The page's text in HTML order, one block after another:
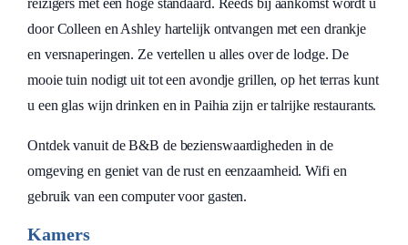
reizigers met een hoge standaard. Reeds bij aankomst wordt u
door Colleen en Ashley hartelijk ontvangen met een drankje
en versnaperingen. Ze vertellen u alles over de lodge. De
mooie tuin nodigt uit tot een avondje grillen, op het terras kunt
u een glas wijn drinken en in Paihia zijn er talrijke restaurants.
Ontdek vanuit de B&B de bezienswaardigheden in de
omgeving en geniet van de rust en eenzaamheid. Wifi en
gebruik van een computer voor gasten.
Kamers